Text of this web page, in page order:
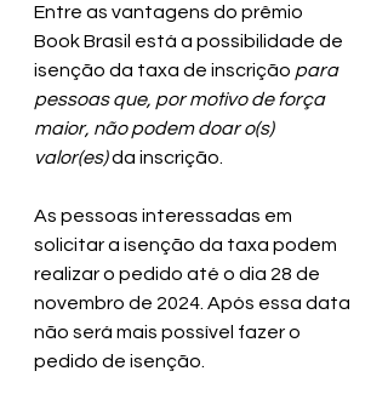
Entre as vantagens do prêmio
Book Brasil está a possibilidade de
isenção da taxa de inscrição para
pessoas que, por motivo de força
maior, não podem doar o(s)
valor(es) da inscrição.
As pessoas interessadas em
solicitar a isenção da taxa podem
realizar o pedido até o dia 28 de
novembro de 2024. Após essa data
não será mais possível fazer o
pedido de isenção.